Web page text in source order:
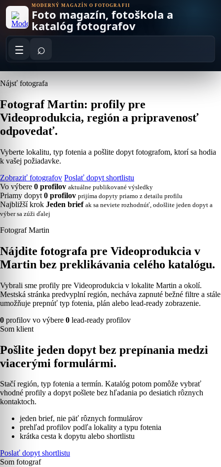
content
MODERNÝ MAGAZÍN O FOTOGRAFII
Foto magazín, fotoškola a
katalóg fotografov
⌕
Nájsť fotografa
Fotograf Martin: profily pre
Videoprodukcia, región a pripravenosť
odpovedať.
Vyberte lokalitu, typ fotenia a pošlite dopyt fotografom, ktorí sa hodia
k vašej požiadavke.
Zobraziť fotografov Poslať dopyt shortlistu
Vo výbere 0 profilov aktuálne publikované výsledky
Priamy dopyt 0 profilov prijíma dopyty priamo z detailu profilu
Najbližší krok Jeden brief ak sa neviete rozhodnúť, odošlite jeden dopyt a
výber sa zúži ďalej
Fotograf Martin
Nájdite fotografa pre Videoprodukcia v
Martin bez preklikávania celého katalógu.
Vybrali sme profily pre Videoprodukcia v lokalite Martin a okolí.
Mestská stránka predvyplní región, necháva zapnuté bežné filtre a stále
umožňuje prepnúť typ fotenia, plán alebo lead-ready zobrazenie.
0 profilov vo výbere 0 lead-ready profilov
Som klient
Pošlite jeden dopyt bez prepínania medzi
viacerými formulármi.
Stačí región, typ fotenia a termín. Katalóg potom pomôže vybrať
vhodné profily a dopyt pošlete bez hľadania po desiatich rôznych
kontaktoch.
jeden brief, nie päť rôznych formulárov
prehľad profilov podľa lokality a typu fotenia
krátka cesta k dopytu alebo shortlistu
Poslať dopyt shortlistu
Som fotograf